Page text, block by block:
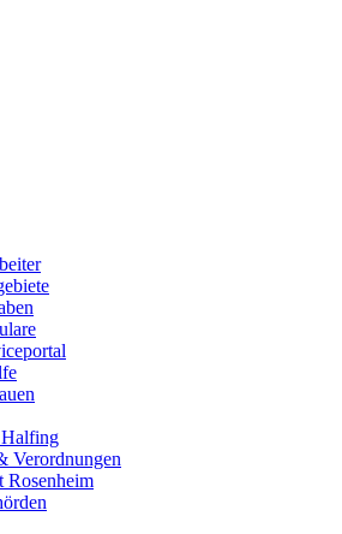
Halfing
Verordnungen
Rosenheim